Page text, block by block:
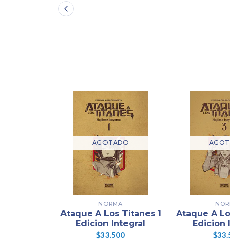
AGOTADO
NORMA
Ataque A Los Titanes 1
Edicion Integral
$33.500
Ataque A
Edicion